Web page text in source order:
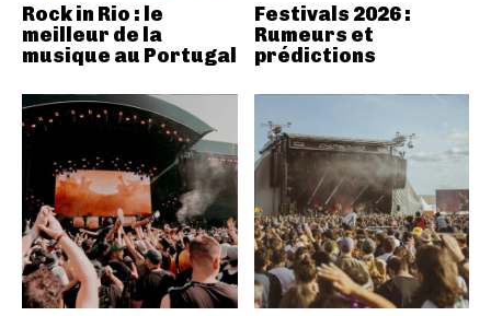
Rock in Rio : le
meilleur de la
musique au Portugal
Festivals 2026 :
Rumeurs et
prédictions